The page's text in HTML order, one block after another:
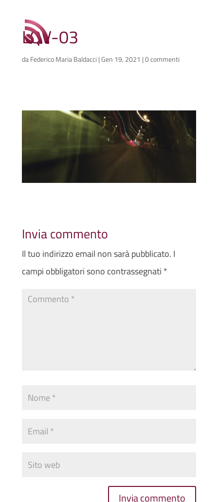
LQV-03
daFederico Maria Baldacci |Gen 19, 2021 |0 commenti
Invia commento
Il tuo indirizzo email non sarà pubblicato. I
campi obbligatori sono contrassegnati *